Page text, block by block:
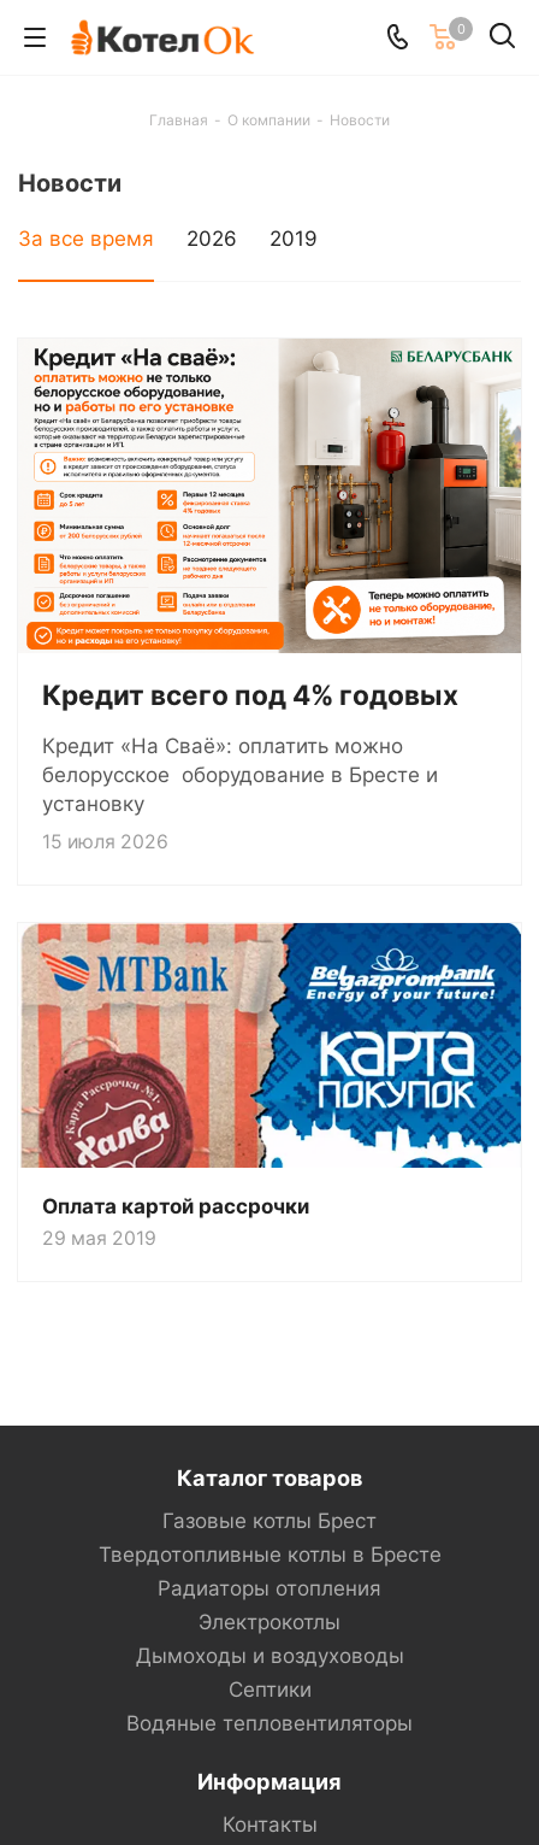
0
Главная - О компании - Новости
Новости
За все время 2026 2019
Кредит всего под 4% годовых
Кредит «На Сваё»: оплатить можно
белорусское оборудование в Бресте и
установку
15 июля 2026
Оплата картой рассрочки
29 мая 2019
Каталог товаров
Газовые котлы Брест
Твердотопливные котлы в Бресте
Радиаторы отопления
Электрокотлы
Дымоходы и воздуховоды
Септики
Водяные тепловентиляторы
Информация
Контакты